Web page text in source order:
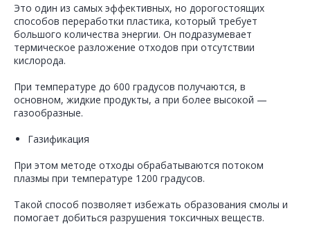
Это один из самых эффективных, но дорогостоящих
способов переработки пластика, который требует
большого количества энергии. Он подразумевает
термическое разложение отходов при отсутствии
кислорода.
При температуре до 600 градусов получаются, в
основном, жидкие продукты, а при более высокой —
газообразные.
Газификация
При этом методе отходы обрабатываются потоком
плазмы при температуре 1200 градусов.
Такой способ позволяет избежать образования смолы и
помогает добиться разрушения токсичных веществ.